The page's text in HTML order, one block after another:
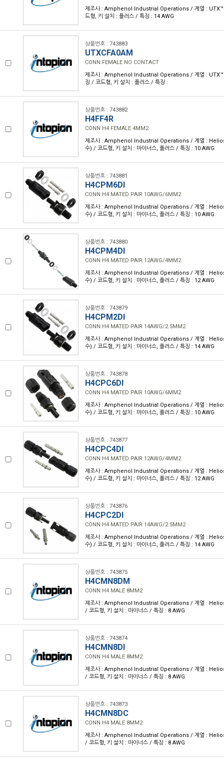
제조사 : Amphenol Industrial Operations / 계열 : UTX™
드형, 키 설치 : 플러스 / 특징 : 14 AWG
상품번호 : 743883
UTXCFA0AM
CONN FEMALE NO CONTACT
제조사 : Amphenol Industrial Operations / 계열 : UTX™
징 / 코드형, 키 설치 : 플러스 / 특징 :
상품번호 : 743882
H4FF4R
CONN H4 FEMALE 4MM2
제조사 : Amphenol Industrial Operations / 계열 :
수) / 코드형, 키 설치 : 마이너스, 플러스 / 특징 : 10 AWG
상품번호 : 743881
H4CPM6DI
CONN H4 MATED PAIR 10AWG/6MM2
제조사 : Amphenol Industrial Operations / 계열 :
수) / 코드형, 키 설치 : 마이너스, 플러스 / 특징 : 10 AWG
상품번호 : 743880
H4CPM4DI
CONN H4 MATED PAIR 12AWG/4MM2
제조사 : Amphenol Industrial Operations / 계열 :
수) / 코드형, 키 설치 : 마이너스, 플러스 / 특징 : 12 AWG
상품번호 : 743879
H4CPM2DI
CONN H4 MATED PAIR 14AWG/2.5MM2
제조사 : Amphenol Industrial Operations / 계열 :
수) / 코드형, 키 설치 : 마이너스, 플러스 / 특징 : 14 AWG
상품번호 : 743878
H4CPC6DI
CONN H4 MATED PAIR 10AWG/6MM2
제조사 : Amphenol Industrial Operations / 계열 :
수) / 코드형, 키 설치 : 마이너스, 플러스 / 특징 : 10 AWG
상품번호 : 743877
H4CPC4DI
CONN H4 MATED PAIR 12AWG/4MM2
제조사 : Amphenol Industrial Operations / 계열 :
수) / 코드형, 키 설치 : 마이너스, 플러스 / 특징 : 12 AWG
상품번호 : 743876
H4CPC2DI
CONN H4 MATED PAIR 14AWG/2.5MM2
제조사 : Amphenol Industrial Operations / 계열 :
수) / 코드형, 키 설치 : 마이너스, 플러스 / 특징 : 14 AWG
상품번호 : 743875
H4CMN8DM
CONN H4 MALE 8MM2
제조사 : Amphenol Industrial Operations / 계열 :
/ 코드형, 키 설치 : 마이너스 / 특징 : 8 AWG
상품번호 : 743874
H4CMN8DI
CONN H4 MALE 8MM2
제조사 : Amphenol Industrial Operations / 계열 :
/ 코드형, 키 설치 : 마이너스 / 특징 : 8 AWG
상품번호 : 743873
H4CMN8DC
CONN H4 MALE 8MM2
제조사 : Amphenol Industrial Operations / 계열 :
/ 코드형, 키 설치 : 마이너스 / 특징 : 8 AWG